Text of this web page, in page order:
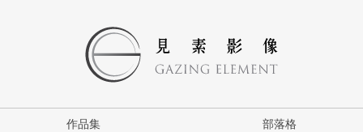
作品集 部落格